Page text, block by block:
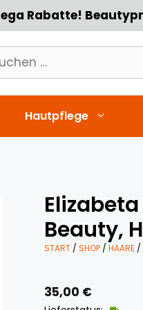
Rabatte!
Hautpflege
Beauty,
START / SHOP / HAARE /
35,00 €